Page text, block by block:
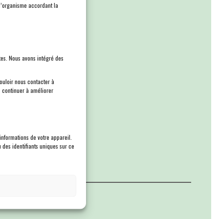
accordant la
Nous avons intégré des
nous contacter à
continuer à améliorer
de votre appareil.
identifiants uniques sur ce